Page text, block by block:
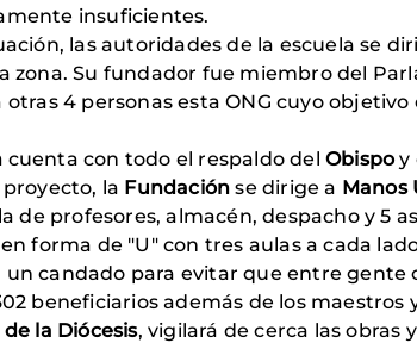
insuficientes.
las autoridades de la escuela se
zona. Su fundador fue miembro del
4 personas esta ONG cuyo
cuenta con todo el respaldo delObispoy
la Fundaciónse dirige a Manos
de profesores, almacén, despacho y 5
forma de "U" con tres aulas a cada
un candado para evitar que entre gente
beneficiarios además de los
la Diócesis, vigilará de cerca las obras